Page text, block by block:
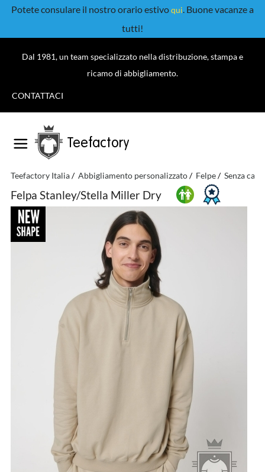
Potete consulare il nostro orario estivoqui. Buone vacanze a
tutti!
Dal 1981, un team specializzato nella distribuzione, stampa e
ricamo di abbigliamento.
CONTATTACI
Teefactory
Teefactory Italia Abbigliamento personalizzato Felpe Senza
Felpa Stanley/Stella Miller Dry